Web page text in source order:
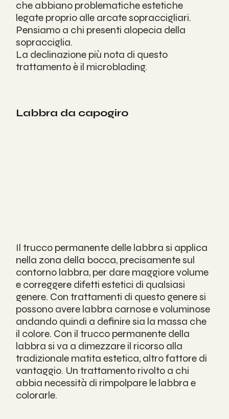
che abbiano problematiche estetiche
legate proprio alle arcate sopraccigliari.
Pensiamo a chi presenti alopecia della
sopracciglia.
La declinazione più nota di questo
trattamento è il microblading.
Labbra da capogiro
Il trucco permanente delle labbra si applica
nella zona della bocca, precisamente sul
contorno labbra, per dare maggiore volume
e correggere difetti estetici di qualsiasi
genere. Con trattamenti di questo genere si
possono avere labbra carnose e voluminose
andando quindi a definire sia la massa che
il colore. Con il trucco permanente della
labbra si va a dimezzare il ricorso alla
tradizionale matita estetica, altro fattore di
vantaggio. Un trattamento rivolto a chi
abbia necessità di rimpolpare le labbra e
colorarle.